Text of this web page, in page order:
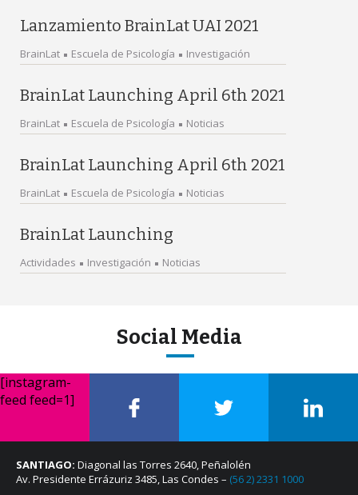
Lanzamiento BrainLat UAI 2021
BrainLat Escuela de Psicología Investigación
BrainLat Launching April 6th 2021
BrainLat Escuela de Psicología Noticias
BrainLat Launching April 6th 2021
BrainLat Escuela de Psicología Noticias
BrainLat Launching
Actividades Investigación Noticias
Social Media
[instagram-
feed feed=1]
SANTIAGO: Diagonal las Torres 2640, Peñalolén
Av. Presidente Errázuriz 3485, Las Condes – (56 2) 2331 1000